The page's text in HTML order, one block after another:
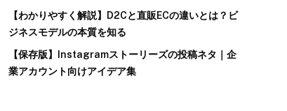
【わかりやすく解説】D2Cと直販ECの違いとは？ビ
ジネスモデルの本質を知る
【保存版】Instagramストーリーズの投稿ネタ｜企
業アカウント向けアイデア集